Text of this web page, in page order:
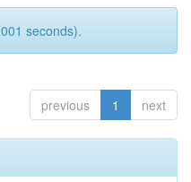
seconds).
previous 1 next